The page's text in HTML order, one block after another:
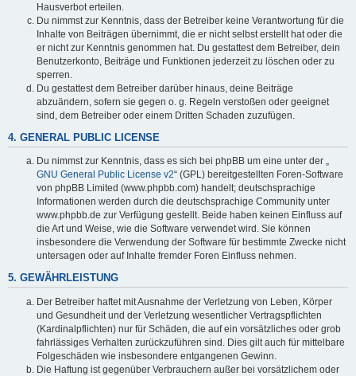
Hausverbot erteilen.
Du nimmst zur Kenntnis, dass der Betreiber keine Verantwortung für die
Inhalte von Beiträgen übernimmt, die er nicht selbst erstellt hat oder die
er nicht zur Kenntnis genommen hat. Du gestattest dem Betreiber, dein
Benutzerkonto, Beiträge und Funktionen jederzeit zu löschen oder zu
sperren.
Du gestattest dem Betreiber darüber hinaus, deine Beiträge
abzuändern, sofern sie gegen o. g. Regeln verstoßen oder geeignet
sind, dem Betreiber oder einem Dritten Schaden zuzufügen.
4. GENERAL PUBLIC LICENSE
Du nimmst zur Kenntnis, dass es sich bei phpBB um eine unter der „
GNU General Public License v2“ (GPL) bereitgestellten Foren-Software
von phpBB Limited (www.phpbb.com) handelt; deutschsprachige
Informationen werden durch die deutschsprachige Community unter
www.phpbb.de zur Verfügung gestellt. Beide haben keinen Einfluss auf
die Art und Weise, wie die Software verwendet wird. Sie können
insbesondere die Verwendung der Software für bestimmte Zwecke nicht
untersagen oder auf Inhalte fremder Foren Einfluss nehmen.
5. GEWÄHRLEISTUNG
Der Betreiber haftet mit Ausnahme der Verletzung von Leben, Körper
und Gesundheit und der Verletzung wesentlicher Vertragspflichten
(Kardinalpflichten) nur für Schäden, die auf ein vorsätzliches oder grob
fahrlässiges Verhalten zurückzuführen sind. Dies gilt auch für mittelbare
Folgeschäden wie insbesondere entgangenen Gewinn.
Die Haftung ist gegenüber Verbrauchern außer bei vorsätzlichem oder